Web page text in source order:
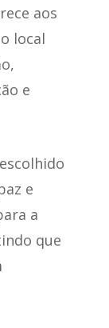
aos
local
,
e
e
a
que